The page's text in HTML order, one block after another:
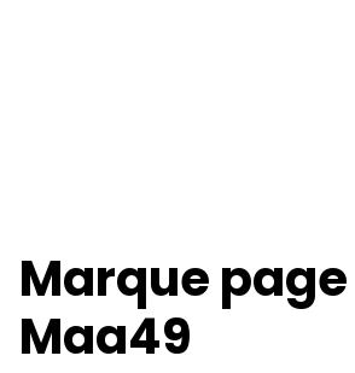
Marque
Maa49